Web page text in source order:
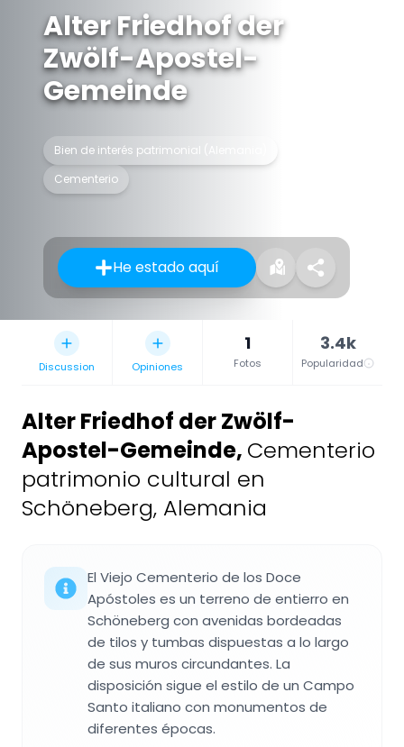
Alter Friedhof der
Zwölf-Apostel-
Gemeinde
Bien de interés patrimonial (Alemania)
Cementerio
He estado aquí
Discussion Opiniones
1
Fotos
3.4k
Popularidad
Alter Friedhof der Zwölf-
Apostel-Gemeinde, Cementerio
patrimonio cultural en
Schöneberg, Alemania
El Viejo Cementerio de los Doce
Apóstoles es un terreno de entierro en
Schöneberg con avenidas bordeadas
de tilos y tumbas dispuestas a lo largo
de sus muros circundantes. La
disposición sigue el estilo de un Campo
Santo italiano con monumentos de
diferentes épocas.